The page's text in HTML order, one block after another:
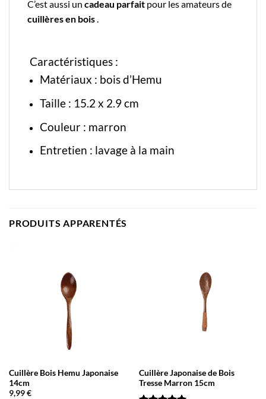
C’est aussi un cadeau parfait pour les amateurs de
cuillères en bois
Caractéristiques :
Matériaux : bois d’Hemu
Taille : 15.2 x 2.9 cm
Couleur : marron
Entretien : lavage à la main
PRODUITS APPARENTÉS
Cuillère Bois Hemu Japonaise
14cm
9,99€
Cuillère Japonaise de Bois
Tresse Marron 15cm